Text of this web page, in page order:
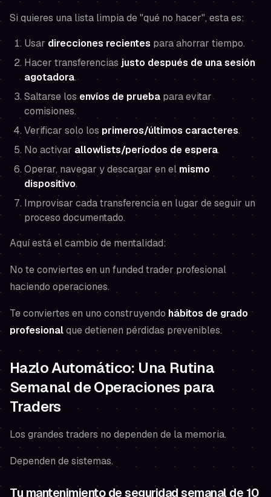
Si quieres una lista limpia de "qué no hacer", esta es:
Usar direcciones recientes para ahorrar tiempo.
Hacer transferencias justo después de una sesión
agotadora.
Saltarse losenvíos de prueba para evitar
comisiones.
Verificar solo los primeros/últimos caracteres.
No activar allowlists/períodos de espera.
Operar, navegar y descargar en el mismo
dispositivo.
Improvisar cada transferencia en lugar de seguir un
proceso documentado.
Aquí está el cambio de mentalidad:
No te conviertes en un funded trader profesional
haciendo operaciones.
Te conviertes en uno construyendo hábitos de grado
profesionalque detienen pérdidas prevenibles.
Hazlo Automático: Una Rutina
Semanal de Operaciones para
Traders
Los grandes traders no dependen de la memoria.
Dependen de sistemas.
Tu mantenimiento de seguridad semanal de 10